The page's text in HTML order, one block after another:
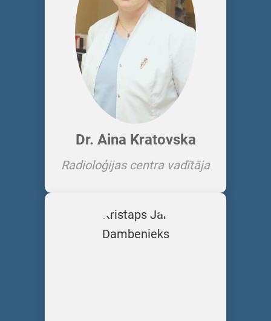
Dr. Aina Kratovska
Radioloģijas centra vadītāja